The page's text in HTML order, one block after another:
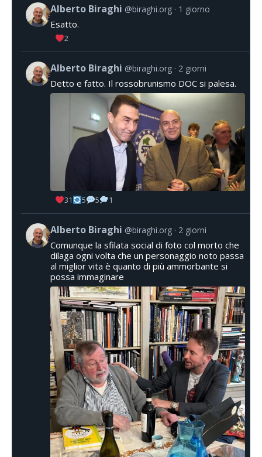
Alberto Biraghi @biraghi.org 1 giorno
Esatto.
2
Alberto Biraghi @biraghi.org 2 giorni
Detto e fatto. Il rossobrunismo DOC si palesa.
31 5 5 1
Alberto Biraghi @biraghi.org 2 giorni
Comunque la sfilata social di foto col morto che
dilaga ogni volta che un personaggio noto passa
al miglior vita è quanto di più ammorbante si
possa immaginare